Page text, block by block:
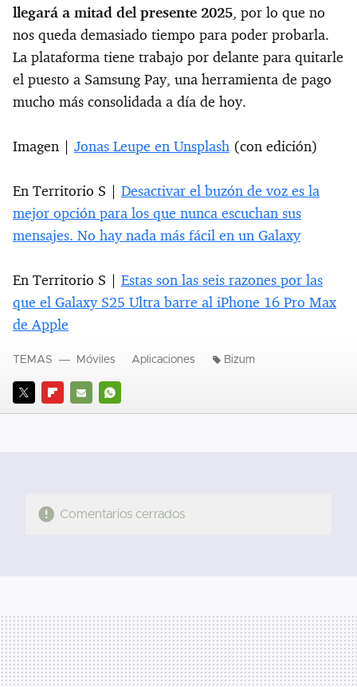
llegará a mitad del presente 2025, por lo que no
nos queda demasiado tiempo para poder probarla.
La plataforma tiene trabajo por delante para quitarle
el puesto a Samsung Pay, una herramienta de pago
mucho más consolidada a día de hoy.
Imagen | Jonas Leupe en Unsplash (con edición)
En Territorio S | Desactivar el buzón de voz es la
mejor opción para los que nunca escuchan sus
mensajes. No hay nada más fácil en un Galaxy
En Territorio S | Estas son las seis razones por las
que el Galaxy S25 Ultra barre al iPhone 16 Pro Max
de Apple
TWITTERFLIPBOARD
E- WHATSAPP
TEMAS Móviles Aplicaciones Bizum
Comentarios cerrados